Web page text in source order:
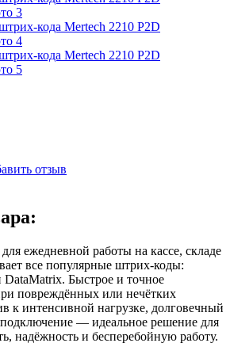
отзыв
ежедневной работы на кассе, складе
все популярные штрих-коды:
Быстрое и точное
повреждённых или нечётких
к интенсивной нагрузке, долговечный
— идеальное решение для
надёжность и бесперебойную работу.